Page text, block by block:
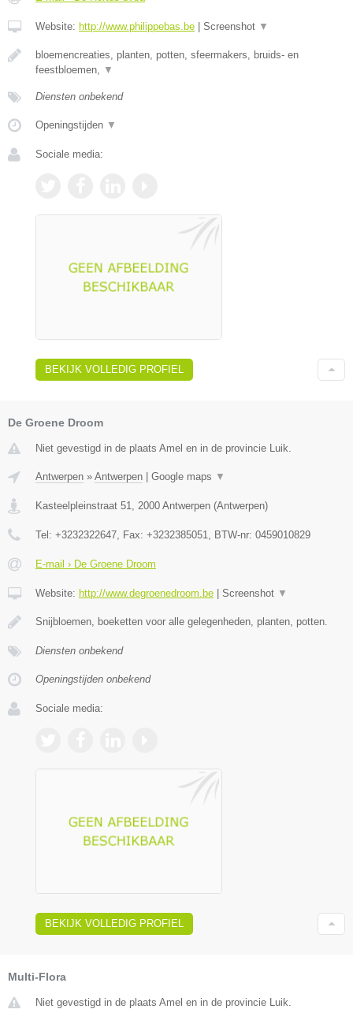
Website: http://www.philippebas.be Screenshot ▼
bloemencreaties, planten, potten, sfeermakers, bruids- en
feestbloemen, ▼
Diensten onbekend
Openingstijden ▼
Sociale media:
BEKIJK VOLLEDIG PROFIEL
De Groene Droom
Niet gevestigd in de plaats Amel en in de provincie Luik.
Antwerpen » Antwerpen Google maps ▼
Kasteelpleinstraat 51, 2000 Antwerpen (Antwerpen)
Tel: +3232322647, Fax: +3232385051, BTW-nr: 0459010829
E-mail › De Groene Droom
Website: http://www.degroenedroom.be Screenshot ▼
Snijbloemen, boeketten voor alle gelegenheden, planten, potten.
Diensten onbekend
Openingstijden onbekend
Sociale media:
BEKIJK VOLLEDIG PROFIEL
Multi-Flora
Niet gevestigd in de plaats Amel en in de provincie Luik.